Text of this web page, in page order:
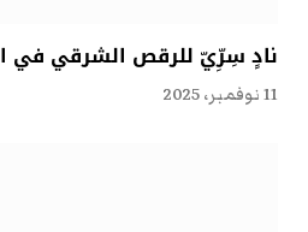
نادٍ سِرِّيّ للرقص الشرقي في
11 نوفمبر، 2025